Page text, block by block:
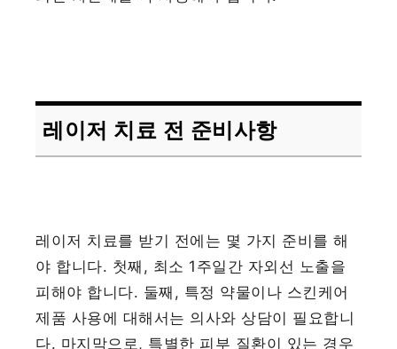
레이저 치료 전 준비사항
레이저 치료를 받기 전에는 몇 가지 준비를 해
야 합니다. 첫째, 최소 1주일간 자외선 노출을
피해야 합니다. 둘째, 특정 약물이나 스킨케어
제품 사용에 대해서는 의사와 상담이 필요합니
다. 마지막으로, 특별한 피부 질환이 있는 경우